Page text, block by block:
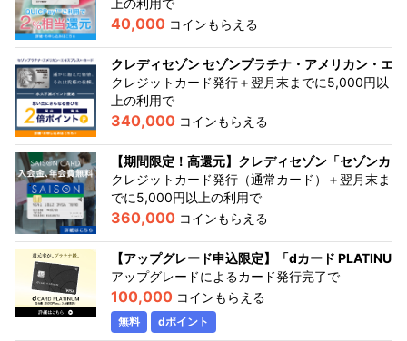
上の利用で
40,000 コインもらえる
クレディセゾン セゾンプラチナ・アメリカン・エ
クレジットカード発行＋翌月末までに5,000円以
上の利用で
340,000 コインもらえる
【期間限定！高還元】クレディセゾン「セゾンカ
クレジットカード発行（通常カード）＋翌月末ま
でに5,000円以上の利用で
360,000 コインもらえる
【アップグレード申込限定】「dカード PLATINUM
アップグレードによるカード発行完了で
100,000 コインもらえる
無料 dポイント